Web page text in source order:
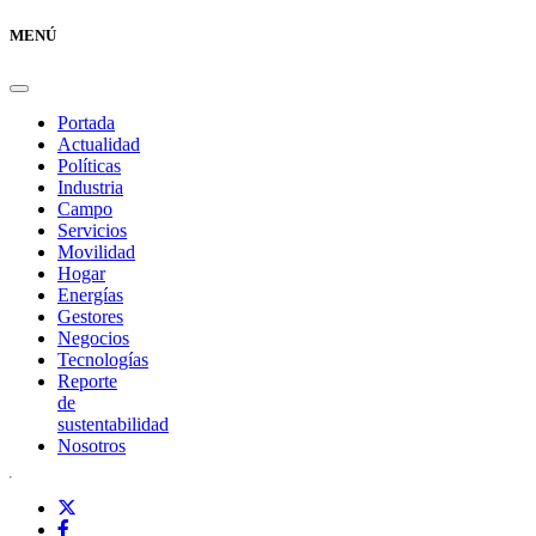
MENÚ
Portada
Actualidad
Políticas
Industria
Campo
Servicios
Movilidad
Hogar
Energías
Gestores
Negocios
Tecnologías
Reporte
de
sustentabilidad
Nosotros